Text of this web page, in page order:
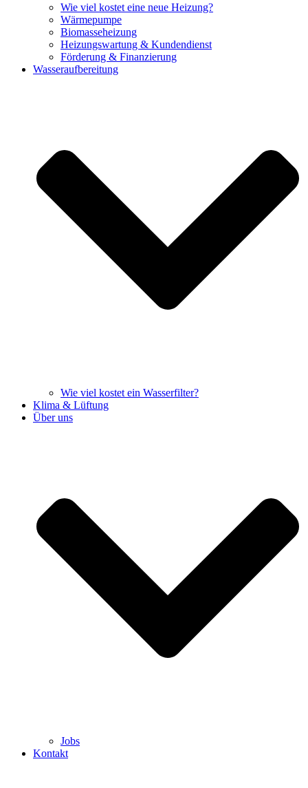
Wie viel kostet eine neue Heizung?
Wärmepumpe
Biomasseheizung
Heizungswartung & Kundendienst
Förderung & Finanzierung
Wasseraufbereitung
Wie viel kostet ein Wasserfilter?
Klima & Lüftung
Über uns
Jobs
Kontakt